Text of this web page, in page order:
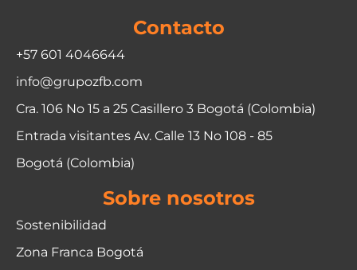
Contacto
+57 601 4046644
info@grupozfb.com
Cra. 106 No 15 a 25 Casillero 3 Bogotá (Colombia)
Entrada visitantes Av. Calle 13 No 108 - 85
Bogotá (Colombia)
Sobre nosotros
Sostenibilidad
Zona Franca Bogotá